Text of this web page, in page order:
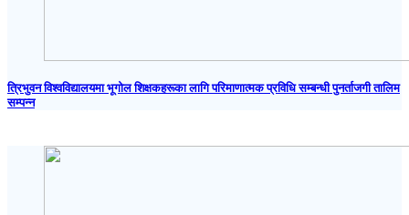
त्रिभुवन विश्वविद्यालयमा भूगोल शिक्षकहरूका लागि परिमाणात्मक प्रविधि सम्बन्धी पुनर्ताजगी तालिम
सम्पन्न